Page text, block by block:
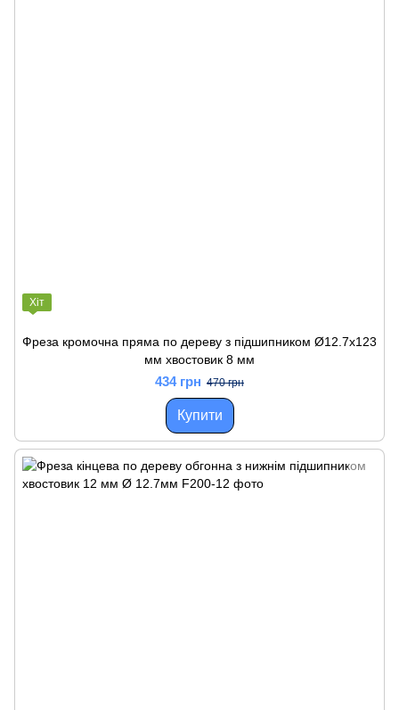
Хіт
Фреза кромочна пряма по дереву з підшипником Ø12.7х123
мм хвостовик 8 мм
434 грн 470 грн
Купити